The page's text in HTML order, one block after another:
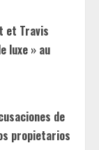
et Travis
luxe » au
de
propietarios